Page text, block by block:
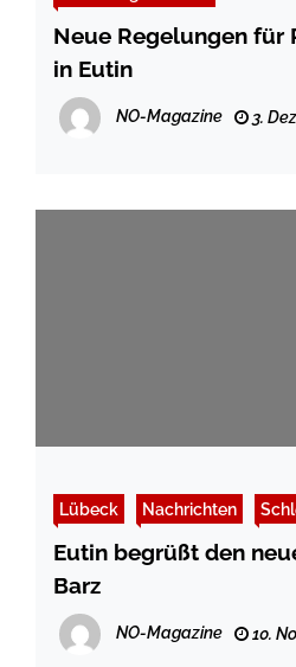
Neue Regelungen für
in Eutin
NO-Magazine 3.
Lübeck Nachrichten
Eutin begrüßt den
Barz
NO-Magazine 10.